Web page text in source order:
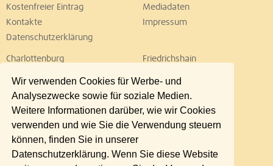
Wir verwenden Cookies für Werbe- und
Analysezwecke sowie für soziale Medien.
Weitere Informationen darüber, wie wir Cookies
verwenden und wie Sie die Verwendung steuern
können, finden Sie in unserer
Datenschutzerklärung. Wenn Sie diese Website
Kostenfreier Eintrag
Mediadaten
Kontakte
Impressum
Datenschutzerklärung
Charlottenburg
Friedrichshain
Lichtenberg
Marzahn
Neukölln
Pankow
Reinickendorf
Schöneberg